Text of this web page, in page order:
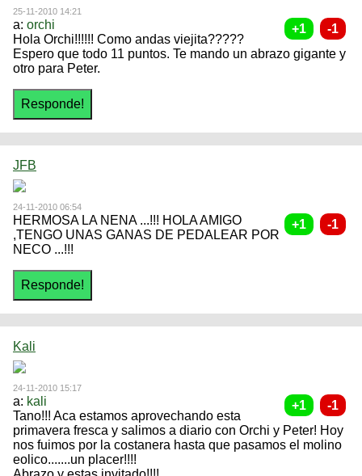
25-11-2010 14:21
a: orchi
Hola Orchi!!!!!! Como andas viejita?????
Espero que todo 11 puntos. Te mando un abrazo gigante y
otro para Peter.
JFB
24-11-2010 06:54
HERMOSA LA NENA ...!!! HOLA AMIGO
,TENGO UNAS GANAS DE PEDALEAR POR
NECO ...!!!
Kali
24-11-2010 15:17
a: kali
Tano!!! Aca estamos aprovechando esta
primavera fresca y salimos a diario con Orchi y Peter! Hoy
nos fuimos por la costanera hasta que pasamos el molino
eolico.......un placer!!!!